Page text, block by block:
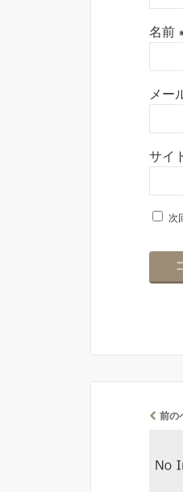
名前
メー
サイ
次
前の